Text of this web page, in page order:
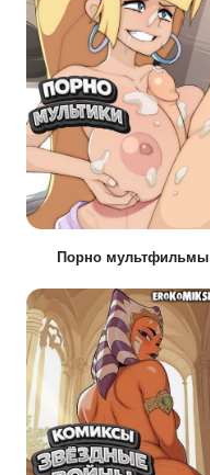
Порно мультфильмы